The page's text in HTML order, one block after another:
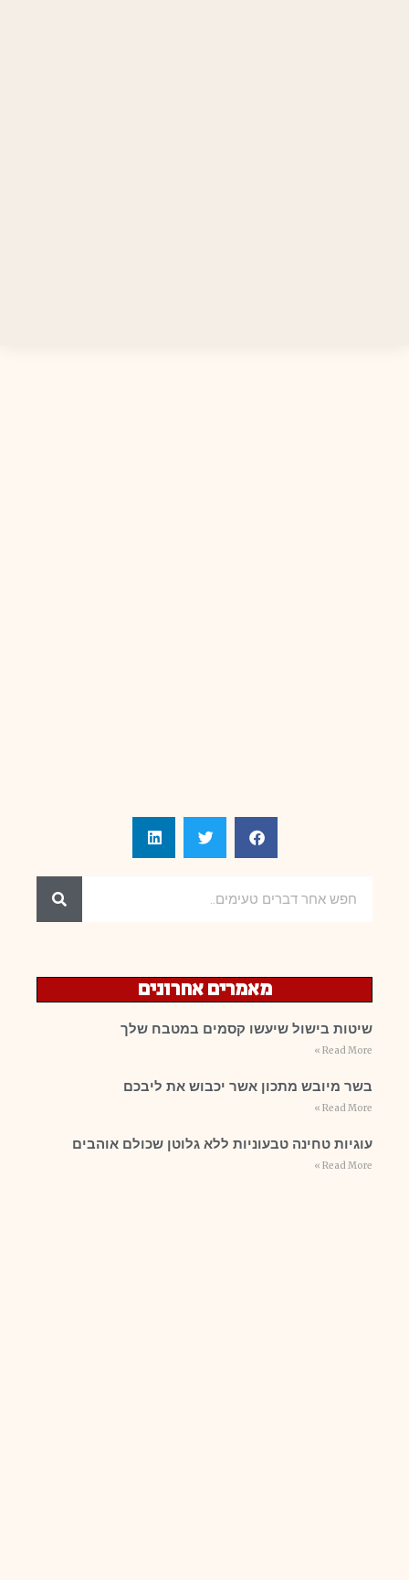
מאמרים אחרונים
שיטות בישול שיעשו קסמים במטבח שלך
Read More »
בשר מיובש מתכון אשר יכבוש את ליבכם
Read More »
עוגיות טחינה טבעוניות ללא גלוטן שכולם אוהבים
Read More »